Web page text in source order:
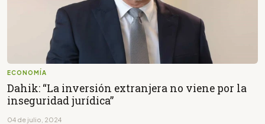
ECONOMÍA
Dahik: “La inversión extranjera no viene por la
inseguridad jurídica”
04 de julio, 2024